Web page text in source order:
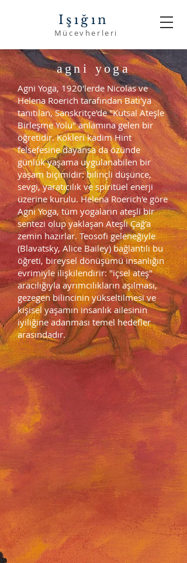
Işığın
Mücevherleri
agni yoga
Agni Yoga, 1920'lerde Nicolas ve
Helena Roerich tarafından Batı'ya
tanıtılan, Sanskritçe'de "Kutsal Ateşle
Birleşme Yolu" anlamına gelen bir
öğretidir. Kökleri kadim Hint
felsefesine dayansa da özünde
günlük yaşama uygulanabilen bir
yaşam biçimidir: bilinçli düşünce,
sevgi, yaratıcılık ve spiritüel enerji
üzerine kurulu. Helena Roerich'e göre
Agni Yoga, tüm yogaların ateşli bir
sentezi olup yaklaşan Ateşli Çağ'a
zemin hazırlar. Teosofi geleneğiyle
(Blavatsky, Alice Bailey) bağlantılı bu
öğreti, bireysel dönüşümü insanlığın
evrimiyle ilişkilendirir: "içsel ateş"
aracılığıyla ayrımcılıkların aşılması,
gezegen bilincinin yükseltilmesi ve
kişisel yaşamın insanlık ailesinin
iyiliğine adanması temel hedefler
arasındadır.